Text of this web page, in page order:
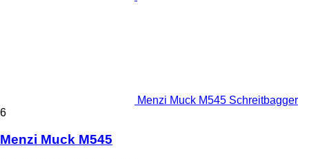
Menzi Muck M545 Schreitbagger
6
Menzi Muck M545